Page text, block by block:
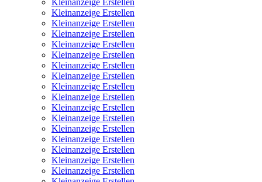
Kleinanzeige Erstellen
Kleinanzeige Erstellen
Kleinanzeige Erstellen
Kleinanzeige Erstellen
Kleinanzeige Erstellen
Kleinanzeige Erstellen
Kleinanzeige Erstellen
Kleinanzeige Erstellen
Kleinanzeige Erstellen
Kleinanzeige Erstellen
Kleinanzeige Erstellen
Kleinanzeige Erstellen
Kleinanzeige Erstellen
Kleinanzeige Erstellen
Kleinanzeige Erstellen
Kleinanzeige Erstellen